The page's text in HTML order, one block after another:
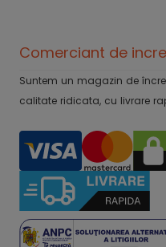
Comerciant de
Suntem un magazin de
calitate ridicata, cu livrare